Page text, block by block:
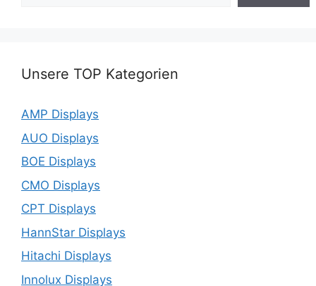
Unsere TOP Kategorien
AMP Displays
AUO Displays
BOE Displays
CMO Displays
CPT Displays
HannStar Displays
Hitachi Displays
Innolux Displays